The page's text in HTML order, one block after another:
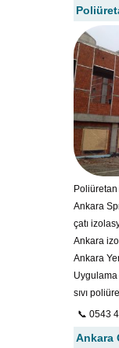
Ankara
çatı
Ankara
Ankara
sıvı
📞 0543
Ankara